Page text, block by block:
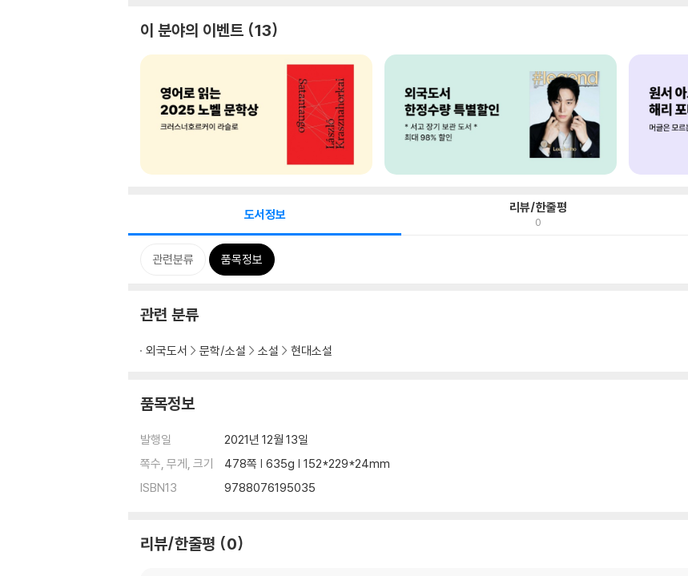
이 분야의 이벤트 13
도서정보 리뷰/한줄평
0
관련분류 품목정보
관련 분류
외국도서 문학/소설 소설 현대소설
품목정보
발행일
2021년 12월 13일
쪽수, 무게, 크기
478쪽 | 635g | 152*229*24mm
ISBN13
9788076195035
리뷰/한줄평 0